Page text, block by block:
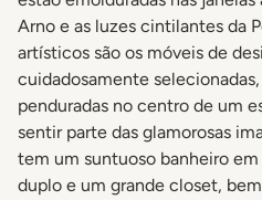
Arno e as luzes cintilantes da
artísticos são os móveis de
cuidadosamente
penduradas no centro de um
sentir parte das glamorosas
tem um suntuoso banheiro
duplo e um grande closet,